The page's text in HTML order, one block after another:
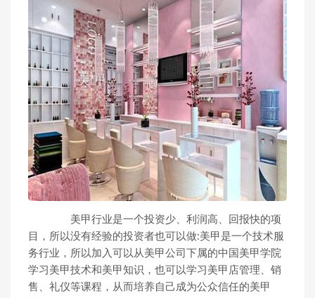
美甲行业是一个投资少、利润高、回报快的项
目，所以没有经验的投资者也可以做:美甲是一个技术服
务行业，所以加入可以从美甲公司下属的中国美甲学院
学习美甲技术和美甲知识，也可以学习美甲店管理、销
售、礼仪等课程，从而培养自己成为公众信任的美甲